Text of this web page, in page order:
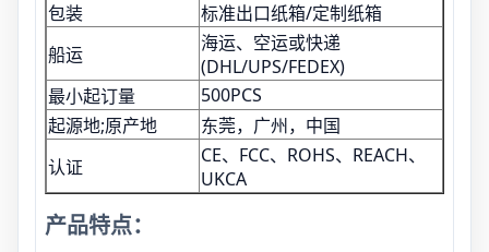
包装
标准出口纸箱/定制纸箱
船运
海运、空运或快递
(DHL/UPS/FEDEX)
最小起订量
500PCS
起源地;原产地
东莞，广州，中国
认证
CE、FCC、ROHS、REACH、
UKCA
产品特点：